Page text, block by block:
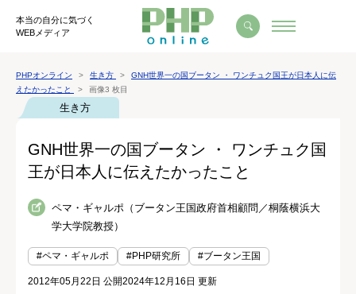
本当の自分に気づく
WEBメディア
PHPオンライン 生き方
GNH世界一の国ブータン ・ ワンチュク国王が日本人に伝
えたかったこと
画像3 枚目
生き方
GNH世界一の国ブータン ・ ワンチュク国
王が日本人に伝えたかったこと
ペマ・ギャルポ（ブータン王国政府首相顧問／桐蔭横浜大
学大学院教授）
#ペマ・ギャルポ #PHP研究所 #ブータン王国
2012年05月22日 公開2024年12月16日 更新